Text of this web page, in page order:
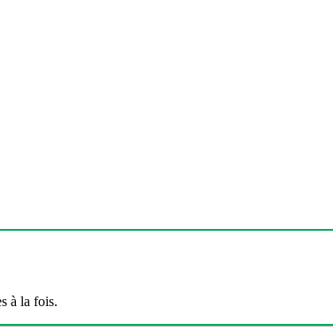
à la fois.